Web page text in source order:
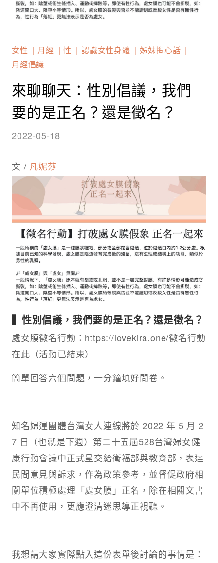
女性 月經 性 認識女性身體
姊妹掏心話
月經倡議
來聊聊天：性別倡議，我們
要的是正名？還是徵名？
2022-05-18
文 / 凡妮莎
▍性別倡議，我們要的是正名？還是徵名？​
處女膜徵名行動：https://lovekira.one/徵名行動
在此​（活動已結束）
簡單回答六個問題，一分鐘填好問卷​。
知名婦運團體台灣女人連線將於 2022 年 5 月 2
7 日（也就是下週）第二十五屆528台灣婦女健
康行動會議中正式呈交給衛福部與教育部，表達
民間意見與訴求，作為政策參考，並督促政府相
關單位積極處理「處女膜」正名，除在相關文書
中不再使用，更應澄清迷思導正視聽。​
我想請大家實際點入這份表單後討論的事情是：